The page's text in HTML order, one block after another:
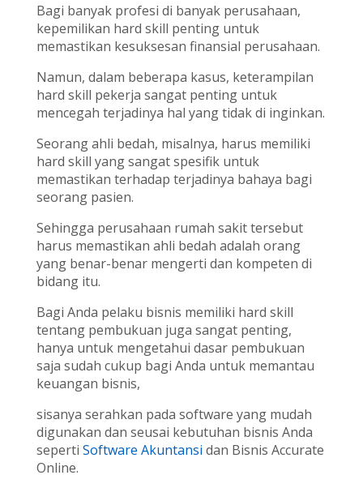
Bagi banyak profesi di banyak perusahaan,
kepemilikan hard skill penting untuk
memastikan kesuksesan finansial perusahaan.
Namun, dalam beberapa kasus, keterampilan
hard skill pekerja sangat penting untuk
mencegah terjadinya hal yang tidak di inginkan.
Seorang ahli bedah, misalnya, harus memiliki
hard skill yang sangat spesifik untuk
memastikan terhadap terjadinya bahaya bagi
seorang pasien.
Sehingga perusahaan rumah sakit tersebut
harus memastikan ahli bedah adalah orang
yang benar-benar mengerti dan kompeten di
bidang itu.
Bagi Anda pelaku bisnis memiliki hard skill
tentang pembukuan juga sangat penting,
hanya untuk mengetahui dasar pembukuan
saja sudah cukup bagi Anda untuk memantau
keuangan bisnis,
sisanya serahkan pada software yang mudah
digunakan dan seusai kebutuhan bisnis Anda
seperti Software Akuntansi dan Bisnis Accurate
Online.